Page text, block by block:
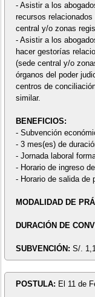
- Asistir a los
recursos
central y/o zonas
- Asistir a los
hacer gestorías
(sede central y/o
órganos del poder
centros de
similar.
BENEFICIOS:
- Subvención
- 3 mes(es) de
- Jornada laboral
- Horario de ingreso
- Horario de salida de
MODALIDAD DE
DURACIÓN DE
SUBVENCIÓN: S/.
POSTULA: El 11 de